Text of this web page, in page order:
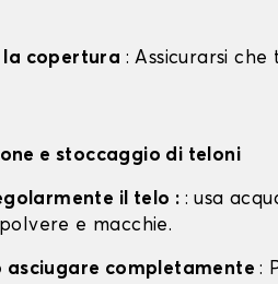
la copertura : Assicurarsi
e stoccaggio di teloni
il telo : : usa
e macchie.
asciugare completamente: